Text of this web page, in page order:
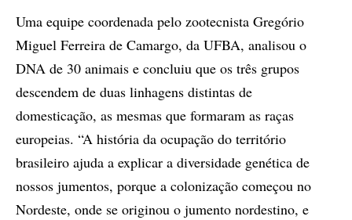
Uma equipe coordenada pelo zootecnista Gregório
Miguel Ferreira de Camargo, da UFBA, analisou o
DNA de 30 animais e concluiu que os três grupos
descendem de duas linhagens distintas de
domesticação, as mesmas que formaram as raças
europeias. “A história da ocupação do território
brasileiro ajuda a explicar a diversidade genética de
nossos jumentos, porque a colonização começou no
Nordeste, onde se originou o jumento nordestino, e